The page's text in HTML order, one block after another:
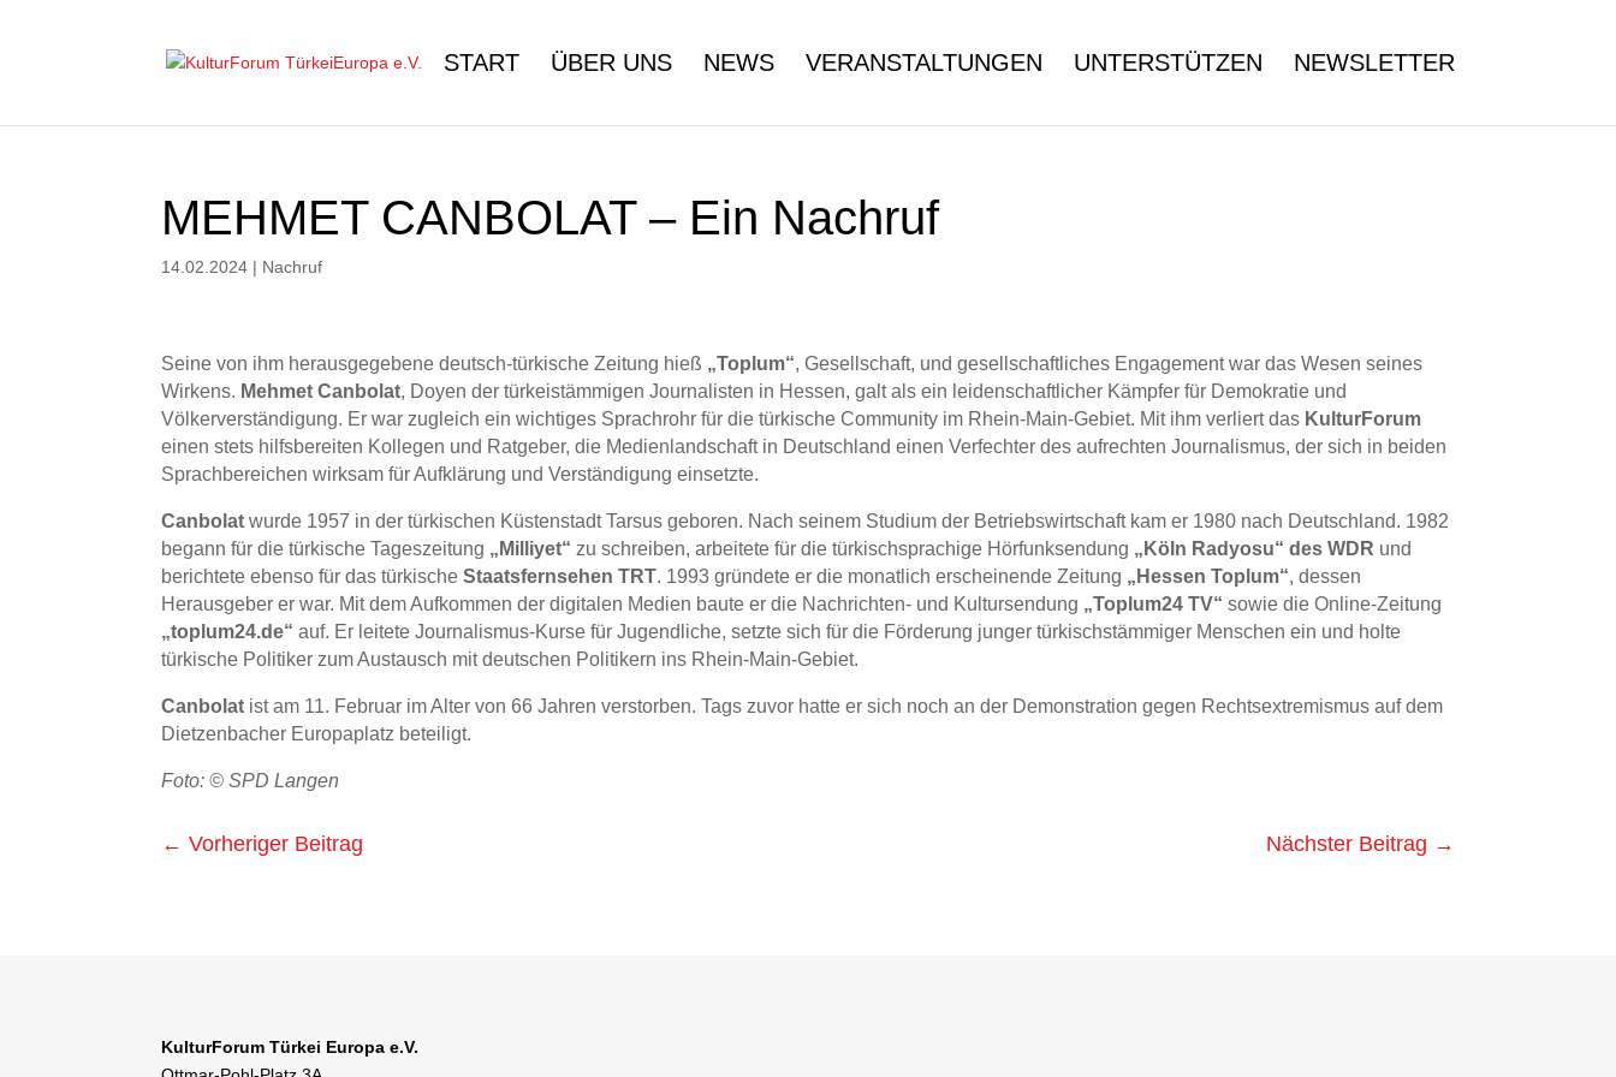
START ÜBER UNS NEWS VERANSTALTUNGEN UNTERSTÜTZEN NEWSLETTER
MEHMET CANBOLAT – Ein Nachruf
14.02.2024 | Nachruf
Seine von ihm herausgegebene deutsch-türkische Zeitung hieß „Toplum“, Gesellschaft, und gesellschaftliches Engagement war das Wesen seines
Wirkens. Mehmet Canbolat, Doyen der türkeistämmigen Journalisten in Hessen, galt als ein leidenschaftlicher Kämpfer für Demokratie und
Völkerverständigung. Er war zugleich ein wichtiges Sprachrohr für die türkische Community im Rhein-Main-Gebiet. Mit ihm verliert das KulturForum
einen stets hilfsbereiten Kollegen und Ratgeber, die Medienlandschaft in Deutschland einen Verfechter des aufrechten Journalismus, der sich in beiden
Sprachbereichen wirksam für Aufklärung und Verständigung einsetzte.
Canbolat wurde 1957 in der türkischen Küstenstadt Tarsus geboren. Nach seinem Studium der Betriebswirtschaft kam er 1980 nach Deutschland. 1982
begann für die türkische Tageszeitung „Milliyet“ zu schreiben, arbeitete für die türkischsprachige Hörfunksendung „Köln Radyosu“ des WDR und
berichtete ebenso für das türkischeStaatsfernsehen TRT. 1993 gründete er die monatlich erscheinende Zeitung „Hessen Toplum“, dessen
Herausgeber er war. Mit dem Aufkommen der digitalen Medien baute er die Nachrichten- und Kultursendung „Toplum24 TV“ sowie die Online-Zeitung
„toplum24.de“ auf. Er leitete Journalismus-Kurse für Jugendliche, setzte sich für die Förderung junger türkischstämmiger Menschen ein und holte
türkische Politiker zum Austausch mit deutschen Politikern ins Rhein-Main-Gebiet.
Canbolat ist am 11. Februar im Alter von 66 Jahren verstorben. Tags zuvor hatte er sich noch an der Demonstration gegen Rechtsextremismus auf dem
Dietzenbacher Europaplatz beteiligt.
Foto: © SPD Langen
←Vorheriger Beitrag Nächster Beitrag →
KulturForum Türkei Europa e.V.